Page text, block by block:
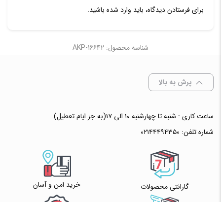
برای فرستادن دیدگاه، باید وارد شده باشید.
شناسه محصول: AKP-16642
پرش به بالا
ساعت کاری : شنبه تا چهارشنبه ۱۰ الی ۱۷(به جز ایام تعطیل)
شماره تلفن: ۰۲۱۴۴۴۹۴۳۵۰
گارانتی محصولات خرید امن و آسان